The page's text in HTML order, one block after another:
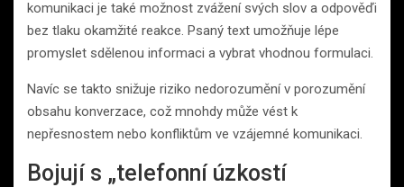
komunikaci je také možnost zvážení svých slov a odpověďi
bez tlaku okamžité reakce. Psaný text umožňuje lépe
promyslet sdělenou informaci a vybrat vhodnou formulaci.
Navíc se takto snižuje riziko nedorozumění v porozumění
obsahu konverzace, což mnohdy může vést k
nepřesnostem nebo konfliktům ve vzájemné komunikaci.
Bojují s „telefonní úzkostí